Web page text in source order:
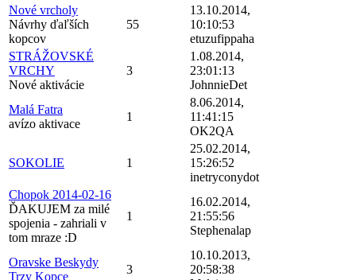
Nové vrcholy
Návrhy ďaľších
kopcov
55
13.10.2014,
10:10:53
etuzufippaha
STRÁŽOVSKÉ
VRCHY
Nové aktivácie
3
1.08.2014,
23:01:13
JohnnieDet
Malá Fatra
avízo aktivace
1
8.06.2014,
11:41:15
OK2QA
SOKOLIE 1
25.02.2014,
15:26:52
inetryconydot
Chopok 2014-02-16
ĎAKUJEM za milé
spojenia - zahriali v
tom mraze :D
1
16.02.2014,
21:55:56
Stephenalap
Oravske Beskydy
Trzy Kopce
3
10.10.2013,
20:58:38